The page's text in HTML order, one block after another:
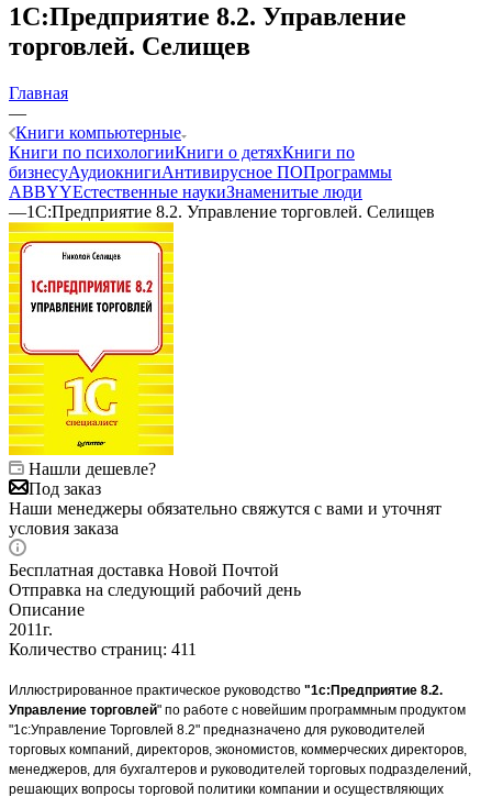
1С:Предприятие 8.2. Управление
торговлей. Селищев
Главная
—
Книги компьютерные
Книги по психологииКниги о детяхКниги по
бизнесуАудиокнигиАнтивирусное ПОПрограммы
ABBYYЕстественные наукиЗнаменитые люди
—1С:Предприятие 8.2. Управление торговлей. Селищев
Нашли дешевле?
Под заказ
Наши менеджеры обязательно свяжутся с вами и уточнят
условия заказа
Бесплатная доставка Новой Почтой
Отправка на следующий рабочий день
Описание
2011г.
Количество страниц: 411
Иллюстрированное практическое руководство "1с:Предприятие 8.2.
Управление торговлей" по работе с новейшим программным продуктом
"1с:Управление Торговлей 8.2" предназначено для руководителей
торговых компаний, директоров, экономистов, коммерческих директоров,
менеджеров, для бухгалтеров и руководителей торговых подразделений,
решающих вопросы торговой политики компании и осуществляющих